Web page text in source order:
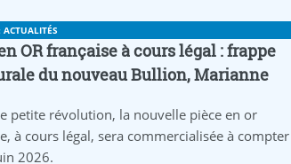
OR française à cours légal : frappe
du nouveau Bullion, Marianne
petite révolution, la nouvelle pièce en or
à cours légal, sera commercialisée à compter
2026.